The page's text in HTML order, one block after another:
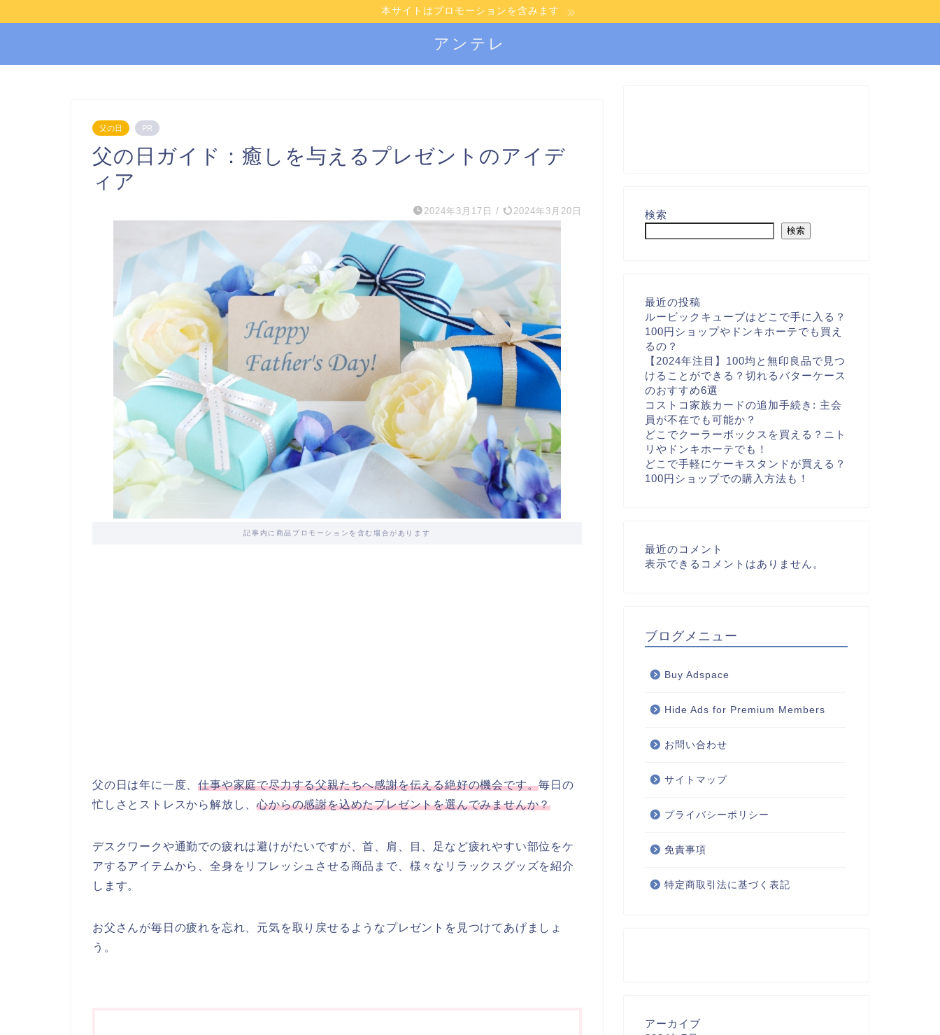
本サイトはプロモーションを含みます
アンテレ
父の日 PR
父の日ガイド：癒しを与えるプレゼントのアイデ
ィア
2024年3月17日 / 2024年3月20日
記事内に商品プロモーションを含む場合があります
父の日は年に一度、仕事や家庭で尽力する父親たちへ感謝を伝える絶好の機会です。毎日の
忙しさとストレスから解放し、心からの感謝を込めたプレゼントを選んでみませんか？
デスクワークや通勤での疲れは避けがたいですが、首、肩、目、足など疲れやすい部位をケ
アするアイテムから、全身をリフレッシュさせる商品まで、様々なリラックスグッズを紹介
します。
お父さんが毎日の疲れを忘れ、元気を取り戻せるようなプレゼントを見つけてあげましょ
う。
検索
検索
最近の投稿
ルービックキューブはどこで手に入る？
100円ショップやドンキホーテでも買え
るの？
【2024年注目】100均と無印良品で見つ
けることができる？切れるバターケース
のおすすめ6選
コストコ家族カードの追加手続き: 主会
員が不在でも可能か？
どこでクーラーボックスを買える？ニト
リやドンキホーテでも！
どこで手軽にケーキスタンドが買える？
100円ショップでの購入方法も！
最近のコメント
表示できるコメントはありません。
ブログメニュー
Buy Adspace
Hide Ads for Premium Members
お問い合わせ
サイトマップ
プライバシーポリシー
免責事項
特定商取引法に基づく表記
アーカイブ